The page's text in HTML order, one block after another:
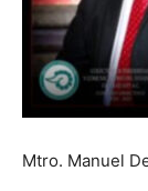
Mtro. Manuel